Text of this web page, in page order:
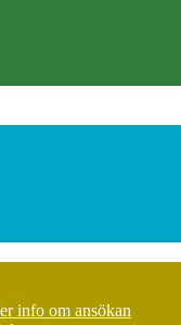
info om ansökan